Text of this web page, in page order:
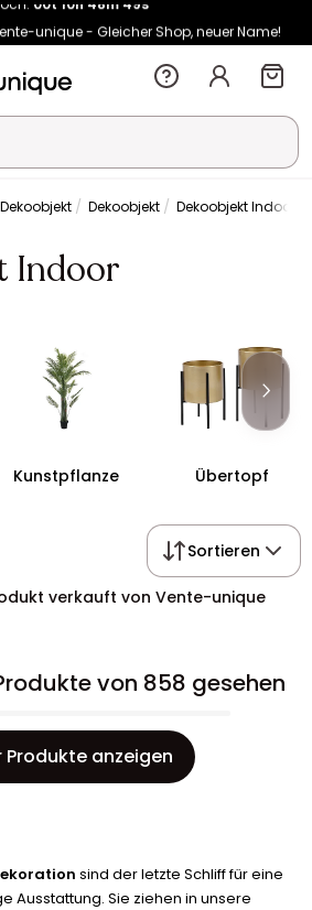
unique - Gleicher Shop, neuer Name!
ENJOY10auf Vente-unique-Produkte
Noch:
Dekoobjekt Dekoobjekt Indoor
Indoor
Kunstpflanze Übertopf
Sortieren
verkauft von Vente-unique
von 858 gesehen
Produkte anzeigen
sind der letzte Schliff für eine
Ausstattung. Sie ziehen in unsere